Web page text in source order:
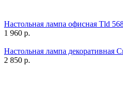
Настольная лампа офисная Tld
1 960 р.
Настольная лампа декоративная
2 850 р.